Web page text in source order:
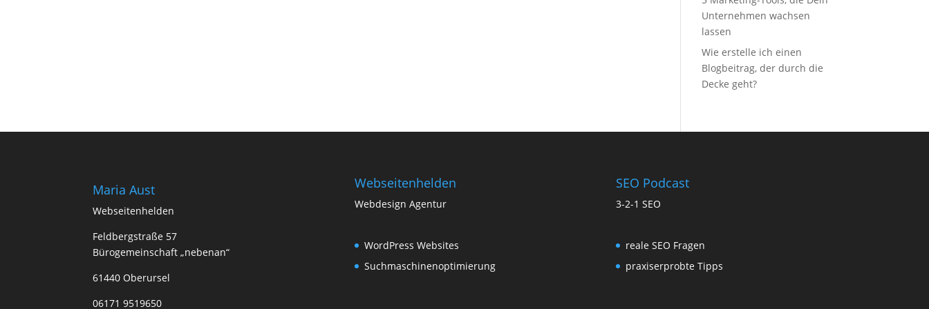
Unternehmen wachsen
lassen
Wie erstelle ich einen
Blogbeitrag, der durch die
Decke geht?
Maria Aust
Webseitenhelden
Feldbergstraße 57
Bürogemeinschaft „nebenan“
61440 Oberursel
06171 9519650
Webseitenhelden
Webdesign Agentur
WordPress Websites
Suchmaschinenoptimierung
SEO Podcast
3-2-1 SEO
reale SEO Fragen
praxiserprobte Tipps